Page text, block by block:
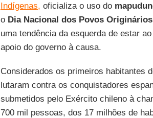
Indígenas, oficializa o uso do
o Dia Nacional dos Povos
uma tendência da esquerda de estar
apoio do governo à causa.
Considerados os primeiros habitantes
lutaram contra os conquistadores
submetidos pelo Exército chileno à
700 mil pessoas, dos 17 milhões de